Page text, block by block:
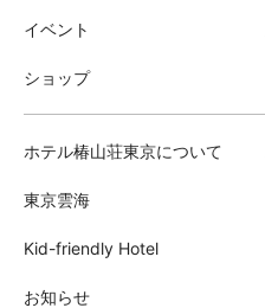
イベント
ショップ
ホテル椿山荘東京について
東京雲海
Kid-friendly Hotel
お知らせ